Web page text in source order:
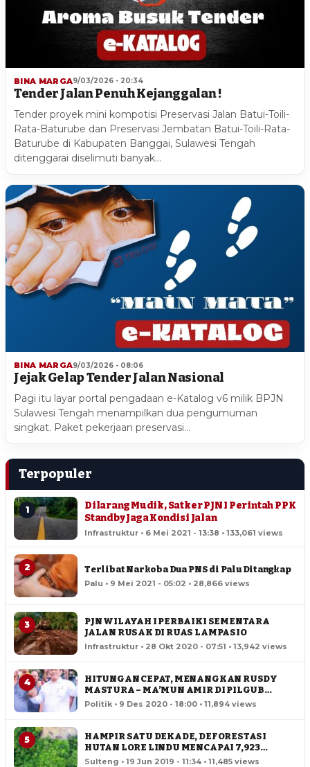
BINA MARGA9/03/2026 - 20:34
Tender Jalan Penuh Kejanggalan !
Tender proyek mini kompotisi Preservasi Jalan Batui-Toili-
Rata-Baturube dan Preservasi Jembatan Batui-Toili-Rata-
Baturube di Kabupaten Banggai, Sulawesi Tengah
ditenggarai diselimuti banyak…
BINA MARGA9/03/2026 - 08:06
Jejak Gelap Tender Jalan Nasional
Pagi itu layar portal pengadaan e-Katalog v6 milik BPJN
Sulawesi Tengah menampilkan dua pengumuman
singkat. Paket pekerjaan preservasi…
Terpopuler
1
Dilarang Mudik, Satker PJN I Perintah PPK
Standby Jaga Kondisi Jalan
Infrastruktur • 6 Mei 2021 - 13:38 • 133,061 views
2 Terlibat Narkoba Dua PNS di Palu Ditangkap
Palu • 9 Mei 2021 - 05:02 • 28,866 views
3
PJN WILAYAH I PERBAIKI SEMENTARA
JALAN RUSAK DI RUAS LAMPASIO
Infrastruktur • 28 Okt 2020 - 07:51 • 13,942 views
4
HITUNGAN CEPAT, MENANGKAN RUSDY
MASTURA – MA’MUN AMIR DI PILGUB
SULTENG
Politik • 9 Des 2020 - 18:00 • 11,894 views
5
HAMPIR SATU DEKADE, DEFORESTASI
HUTAN LORE LINDU MENCAPAI 7,923
HEKTAR
Sulteng • 19 Jun 2019 - 11:34 • 11,485 views